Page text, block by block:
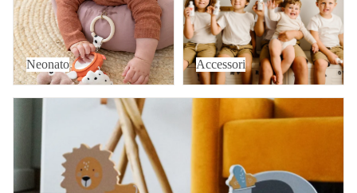
Neonato Accessori
Giochi